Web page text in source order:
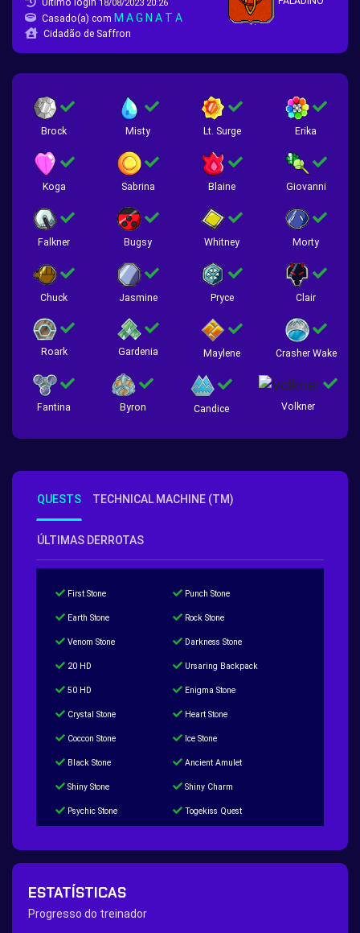
Último login 18/08/2023 20:26
Casado(a) com M A G N A T A
Cidadão de Saffron
Brock Misty Lt. Surge Erika
Koga Sabrina Blaine Giovanni
Falkner Bugsy Whitney Morty
Chuck Jasmine Pryce Clair
Roark Gardenia Maylene Crasher Wake
Fantina Byron Candice Volkner
QUESTS TECHNICAL MACHINE (TM)
ÚLTIMAS DERROTAS
First Stone Punch Stone
Earth Stone Rock Stone
Venom Stone Darkness Stone
20 HD Ursaring Backpack
50 HD Enigma Stone
Crystal Stone Heart Stone
Coccon Stone Ice Stone
Black Stone Ancient Amulet
Shiny Stone Shiny Charm
Psychic Stone Togekiss Quest
200 Great Ball Quest
Hippie Outfit Quest
ESTATÍSTICAS
Progresso do treinador